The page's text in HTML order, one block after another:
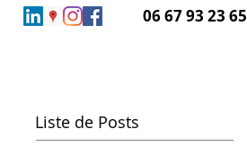
06 67 93 23 65
Liste de Posts